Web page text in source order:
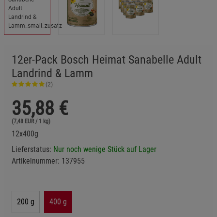
12er-Pack Bosch Heimat Sanabelle Adult
Landrind & Lamm
(2)
35,88 €
(7,48 EUR / 1 kg)
12x400g
Lieferstatus: Nur noch wenige Stück auf Lager
Artikelnummer: 137955
200 g 400 g